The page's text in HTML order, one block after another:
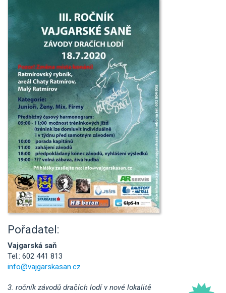
Pořadatel:
Vajgarská saň
Tel.: 602 441 813
info@vajgarskasan.cz
3. ročník závodů dračích lodí v nové lokalitě